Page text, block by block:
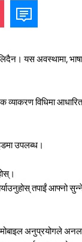
यस अवस्थामा, भाषा
व्याकरण विधिमा
उपलब्ध।
तपाईं आफ्नो
मोबाइल अनुप्रयोगले